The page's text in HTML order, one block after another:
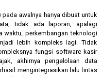
awalnya hanya dibuat untuk
tidak ada laporan, apalagi
waktu, perkembangan teknologi
lebih kompleks lagi. Tidak
fungsi software kasir
akhirnya pengelolaan data
mengintegrasikan lalu lintas